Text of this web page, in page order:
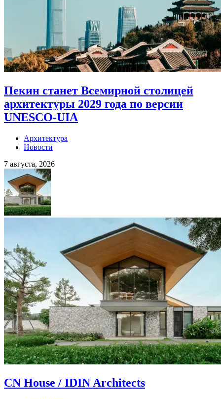
Пекин станет Всемирной столицей
архитектуры 2029 года по версии
UNESCO-UIA
Архитектура
Новости
7 августа, 2026
CN House / IDIN Architects